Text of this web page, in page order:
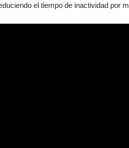
el tiempo de inactividad por